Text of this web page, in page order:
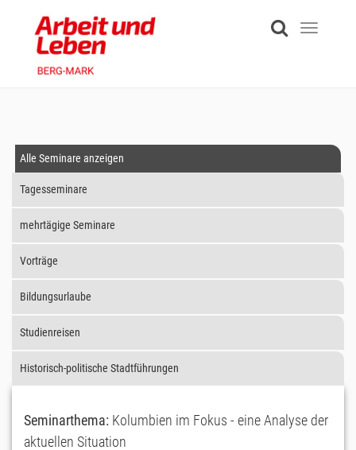
content
Toggle
Alle Seminare anzeigen
Tagesseminare
mehrtägige Seminare
Vorträge
Bildungsurlaube
Studienreisen
Historisch-politische Stadtführungen
Seminarthema: Kolumbien im Fokus - eine Analyse der
aktuellen Situation